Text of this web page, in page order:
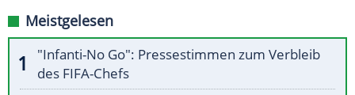
Meistgelesen
"Infanti-No Go": Pressestimmen zum Verbleib
des FIFA-Chefs